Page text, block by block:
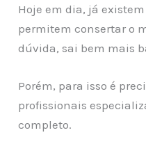
Hoje em dia, já
permitem consertar o
dúvida, sai bem mais
Porém, para isso é
profissionais
completo.